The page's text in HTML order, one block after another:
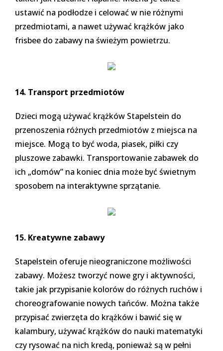
ustawić na podłodze i celować w nie różnymi
przedmiotami, a nawet używać krążków jako
frisbee do zabawy na świeżym powietrzu.
14. Transport przedmiotów
Dzieci mogą używać krążków Stapelstein do
przenoszenia różnych przedmiotów z miejsca na
miejsce. Mogą to być woda, piasek, piłki czy
pluszowe zabawki. Transportowanie zabawek do
ich „domów” na koniec dnia może być świetnym
sposobem na interaktywne sprzątanie.
15. Kreatywne zabawy
Stapelstein oferuje nieograniczone możliwości
zabawy. Możesz tworzyć nowe gry i aktywności,
takie jak przypisanie kolorów do różnych ruchów i
choreografowanie nowych tańców. Można także
przypisać zwierzęta do krążków i bawić się w
kalambury, używać krążków do nauki matematyki
czy rysować na nich kredą, ponieważ są w pełni